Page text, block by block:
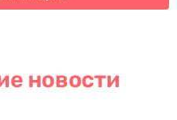
новости